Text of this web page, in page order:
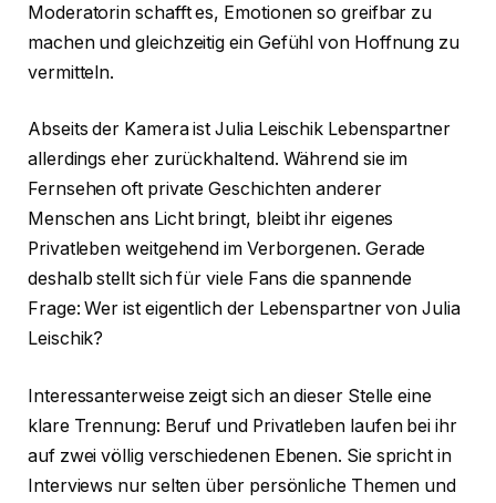
Moderatorin schafft es, Emotionen so greifbar zu
machen und gleichzeitig ein Gefühl von Hoffnung zu
vermitteln.
Abseits der Kamera ist Julia Leischik Lebenspartner
allerdings eher zurückhaltend. Während sie im
Fernsehen oft private Geschichten anderer
Menschen ans Licht bringt, bleibt ihr eigenes
Privatleben weitgehend im Verborgenen. Gerade
deshalb stellt sich für viele Fans die spannende
Frage: Wer ist eigentlich der Lebenspartner von Julia
Leischik?
Interessanterweise zeigt sich an dieser Stelle eine
klare Trennung: Beruf und Privatleben laufen bei ihr
auf zwei völlig verschiedenen Ebenen. Sie spricht in
Interviews nur selten über persönliche Themen und